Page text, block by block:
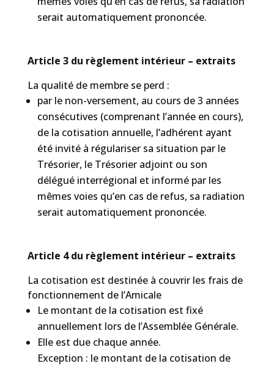
serait automatiquement prononcée.
Article 3 du règlement intérieur – extraits
La qualité de membre se perd :
par le non-versement, au cours de 3 années
consécutives (comprenant l’année en cours),
de la cotisation annuelle, l’adhérent ayant
été invité à régulariser sa situation par le
Trésorier, le Trésorier adjoint ou son
délégué interrégional et informé par les
mêmes voies qu’en cas de refus, sa radiation
serait automatiquement prononcée.
Article 4 du règlement intérieur – extraits
La cotisation est destinée à couvrir les frais de
fonctionnement de l’Amicale
Le montant de la cotisation est fixé
annuellement lors de l’Assemblée Générale.
Elle est due chaque année.
Exception : le montant de la cotisation de